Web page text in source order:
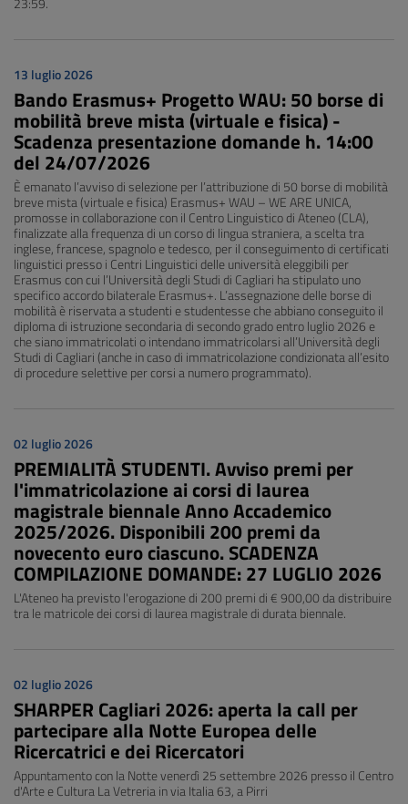
13 luglio 2026
Bando Erasmus+ Progetto WAU: 50 borse di
mobilità breve mista (virtuale e fisica) -
Scadenza presentazione domande h. 14:00
del 24/07/2026
È emanato l’avviso di selezione per l’attribuzione di 50 borse di mobilità
breve mista (virtuale e fisica) Erasmus+ WAU – WE ARE UNICA,
promosse in collaborazione con il Centro Linguistico di Ateneo (CLA),
finalizzate alla frequenza di un corso di lingua straniera, a scelta tra
inglese, francese, spagnolo e tedesco, per il conseguimento di certificati
linguistici presso i Centri Linguistici delle università eleggibili per
Erasmus con cui l’Università degli Studi di Cagliari ha stipulato uno
specifico accordo bilaterale Erasmus+. L’assegnazione delle borse di
mobilità è riservata a studenti e studentesse che abbiano conseguito il
diploma di istruzione secondaria di secondo grado entro luglio 2026 e
che siano immatricolati o intendano immatricolarsi all’Università degli
Studi di Cagliari (anche in caso di immatricolazione condizionata all’esito
di procedure selettive per corsi a numero programmato).
02 luglio 2026
PREMIALITÀ STUDENTI. Avviso premi per
l'immatricolazione ai corsi di laurea
magistrale biennale Anno Accademico
2025/2026. Disponibili 200 premi da
novecento euro ciascuno. SCADENZA
COMPILAZIONE DOMANDE: 27 LUGLIO 2026
L'Ateneo ha previsto l'erogazione di 200 premi di € 900,00 da distribuire
tra le matricole dei corsi di laurea magistrale di durata biennale.
02 luglio 2026
SHARPER Cagliari 2026: aperta la call per
partecipare alla Notte Europea delle
Ricercatrici e dei Ricercatori
Appuntamento con la Notte venerdì 25 settembre 2026 presso il Centro
d'Arte e Cultura La Vetreria in via Italia 63, a Pirri